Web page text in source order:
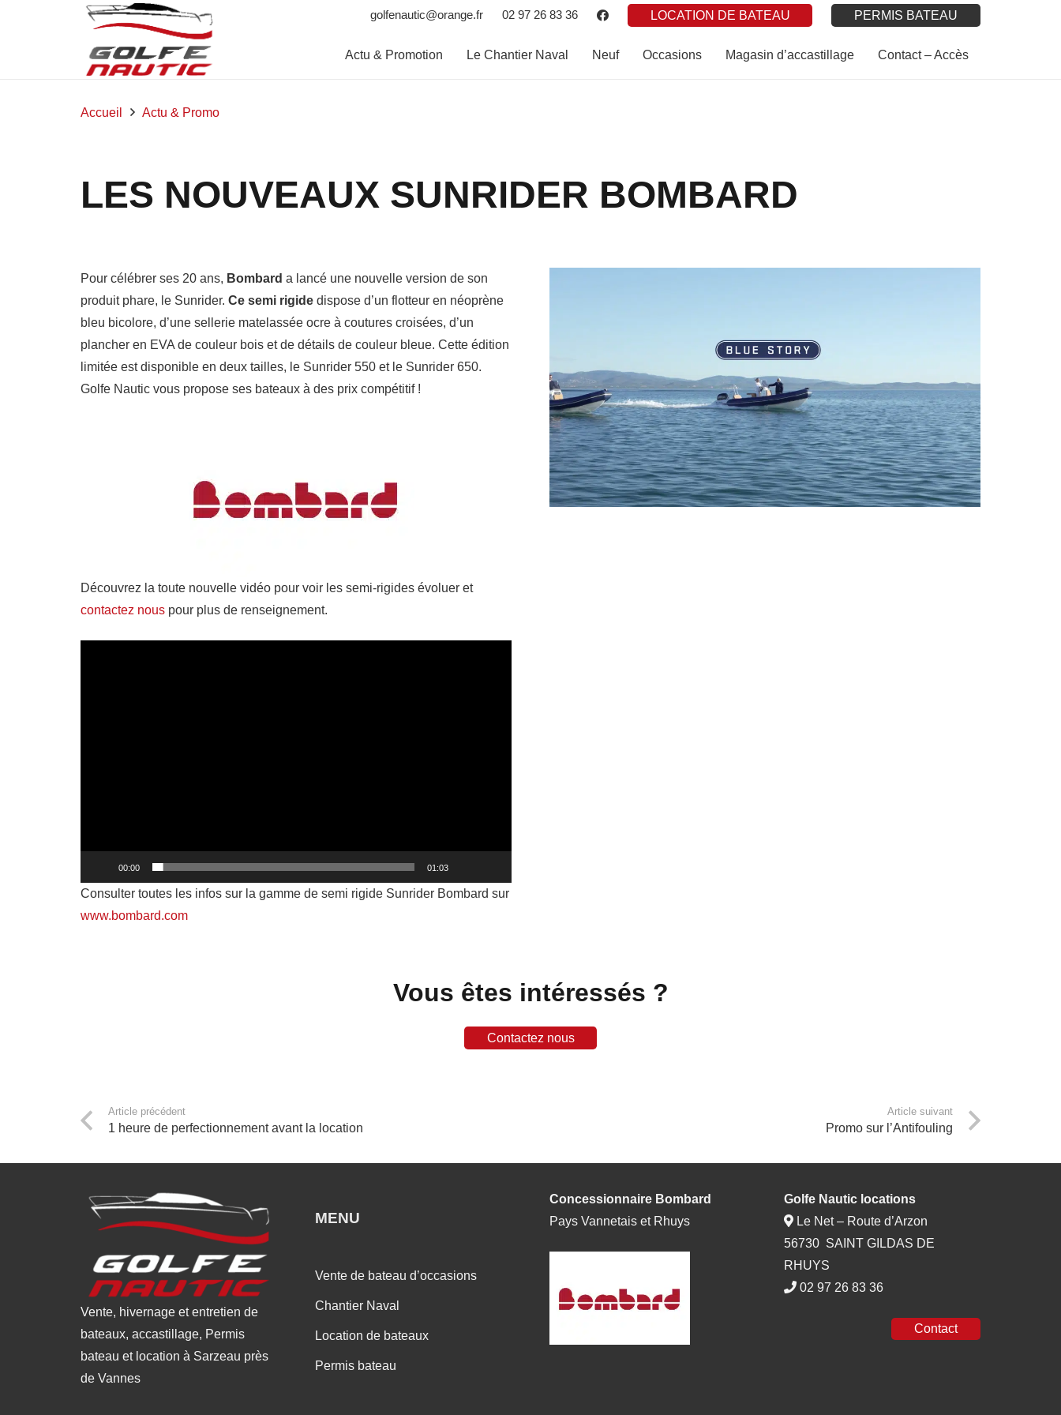
golfenautic@orange.fr 02 97 26 83 36 LOCATION DE BATEAU PERMIS BATEAU
Actu & Promotion Le Chantier Naval Neuf Occasions Magasin d’accastillage Contact – Accès
Accueil Actu & Promo
LES NOUVEAUX SUNRIDER BOMBARD
Pour célébrer ses 20 ans, Bombard a lancé une nouvelle version de son
produit phare, le Sunrider. Ce semi rigide dispose d’un flotteur en néoprène
bleu bicolore, d’une sellerie matelassée ocre à coutures croisées, d’un
plancher en EVA de couleur bois et de détails de couleur bleue. Cette édition
limitée est disponible en deux tailles, le Sunrider 550 et le Sunrider 650.
Golfe Nautic vous propose ses bateaux à des prix compétitif !
Découvrez la toute nouvelle vidéo pour voir les semi-rigides évoluer et
contactez nous pour plus de renseignement.
00:00 01:03
Consulter toutes les infos sur la gamme de semi rigide Sunrider Bombard sur
www.bombard.com
Vous êtes intéressés ?
Contactez nous
Article précédent
1 heure de perfectionnement avant la location
Article suivant
Promo sur l’Antifouling
Vente, hivernage et entretien de
bateaux, accastillage, Permis
bateau et location à Sarzeau près
de Vannes
MENU
Vente de bateau d’occasions
Chantier Naval
Location de bateaux
Permis bateau
Concessionnaire Bombard
Pays Vannetais et Rhuys
Golfe Nautic locations
Le Net – Route d’Arzon
56730 SAINT GILDAS DE
RHUYS
02 97 26 83 36
Contact